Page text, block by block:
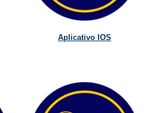
Aplicativo IOS